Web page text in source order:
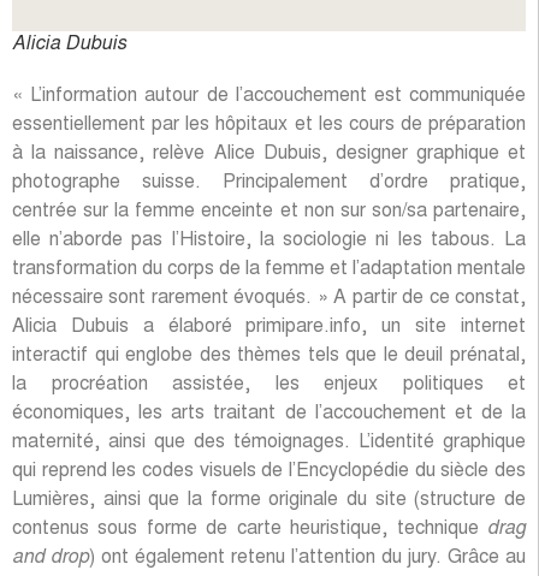
Alicia Dubuis
« L’information autour de l’accouchement est communiquée
essentiellement par les hôpitaux et les cours de préparation
à la naissance, relève Alice Dubuis, designer graphique et
photographe suisse. Principalement d’ordre pratique,
centrée sur la femme enceinte et non sur son/sa partenaire,
elle n’aborde pas l’Histoire, la sociologie ni les tabous. La
transformation du corps de la femme et l’adaptation mentale
nécessaire sont rarement évoqués. » A partir de ce constat,
Alicia Dubuis a élaboré primipare.info, un site internet
interactif qui englobe des thèmes tels que le deuil prénatal,
la procréation assistée, les enjeux politiques et
économiques, les arts traitant de l’accouchement et de la
maternité, ainsi que des témoignages. L’identité graphique
qui reprend les codes visuels de l’Encyclopédie du siècle des
Lumières, ainsi que la forme originale du site (structure de
contenus sous forme de carte heuristique, technique drag
and drop) ont également retenu l’attention du jury. Grâce au